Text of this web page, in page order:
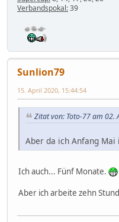
Verbandspokal:39
Sunlion79
15. April 2020, 15:44:54
Zitat von: Toto-77 am 02.
Aber da ich Anfang Mai
Ich auch... Fünf Monate.
Aber ich arbeite zehn